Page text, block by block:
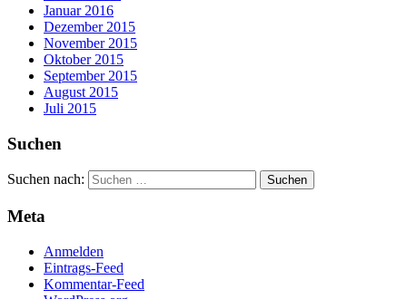
Januar 2016
Dezember 2015
November 2015
Oktober 2015
September 2015
August 2015
Juli 2015
Suchen
Suchen nach:
Meta
Anmelden
Eintrags-Feed
Kommentar-Feed